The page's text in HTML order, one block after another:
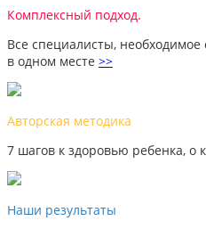
Комплексный подход.
Все специалисты,
в одном месте >>
Авторская методика
7 шагов к здоровью ребенка, о
Наши результаты